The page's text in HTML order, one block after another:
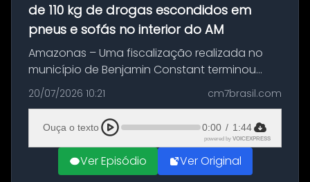
de 110 kg de drogas escondidos em
pneus e sofás no interior do AM
Amazonas – Uma fiscalização realizada no
município de Benjamin Constant terminou
com a apreensão de aproximadamente 115
quilos de entorpecentes em uma
embarcação atracada no porto da cidade. O
materia...
20/07/2026 10:21 cm7brasil.com
Ouça o texto 0:00 / 1:44
powered by VOICEXPRESS
Ver Episódio Ver Original